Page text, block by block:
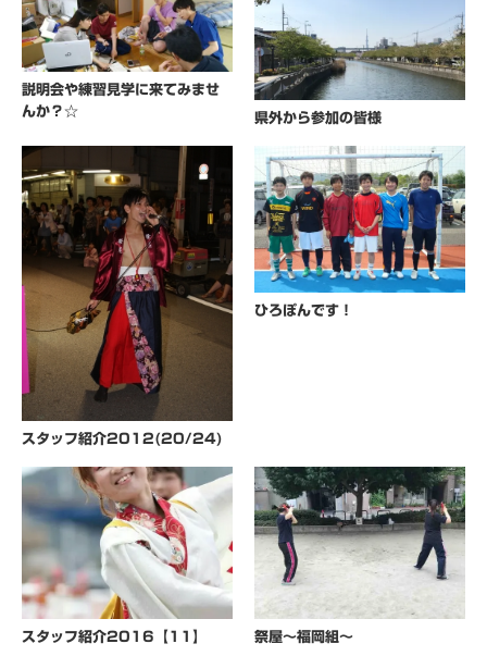
説明会や練習見学に来てみませ
んか？☆
県外から参加の皆様
スタッフ紹介2012(20/24)
ひろぽんです！
スタッフ紹介2016【11】 祭屋〜福岡組〜